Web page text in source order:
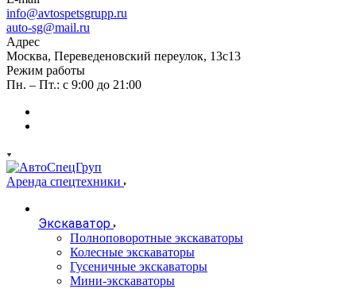
info@avtospetsgrupp.ru
auto-sg@mail.ru
Адрес
Москва, Переведеновский переулок, 13с13
Режим работы
Пн. – Пт.: с 9:00 до 21:00
Аренда спецтехники
Экскаватор
Полноповоротные экскаваторы
Колесные экскаваторы
Гусеничные экскаваторы
Мини-экскаваторы